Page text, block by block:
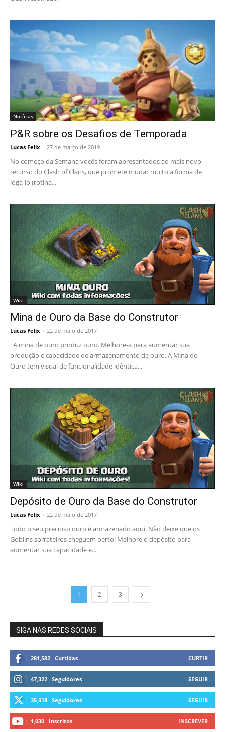
Notícias
P&R sobre os Desafios de Temporada
Lucas Felix - 27 de março de 2019
No começo da Semana vocês foram apresentados ao mais novo
recurso do Clash of Clans, que promete mudar muito a forma de
joga-lo (rotina...
Wiki
Mina de Ouro da Base do Construtor
Lucas Felix - 22 de maio de 2017
A mina de ouro produz ouro. Melhore-a para aumentar sua
produção e capacidade de armazenamento de ouro. A Mina de
Ouro tem visual de funcionalidade idêntica...
Wiki
Depósito de Ouro da Base do Construtor
Lucas Felix - 22 de maio de 2017
Todo o seu precioso ouro é armazenado aqui. Não deixe que os
Goblins sorrateiros cheguem perto! Melhore o depósito para
aumentar sua capacidade e...
1 2 3
SIGA NAS REDES SOCIAIS
281,582 Curtidas CURTIR
47,322 Seguidores SEGUIR
35,518 Seguidores SEGUIR
1,030 Inscritos INSCREVER